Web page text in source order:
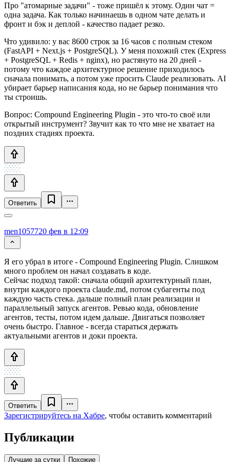
Про "атомарные задачи" - тоже пришёл к этому. Один чат =
одна задача. Как только начинаешь в одном чате делать и
фронт и бэк и деплой - качество падает резко.
Что удивило: у вас 8600 строк за 16 часов с полным стеком
(FastAPI + Next.js + PostgreSQL). У меня похожий стек (Express
+ PostgreSQL + Redis + nginx), но растянуто на 20 дней -
потому что каждое архитектурное решение приходилось
сначала понимать, а потом уже просить Claude реализовать. AI
убирает барьер написания кода, но не барьер понимания что
ты строишь.
Вопрос: Compound Engineering Plugin - это что-то своё или
открытый инструмент? Звучит как то что мне не хватает на
поздних стадиях проекта.
Ответить
men1057720 фев в 12:09
Я его убрал в итоге - Compound Engineering Plugin. Слишком
много проблем он начал создавать в коде.
Сейчас подход такой: сначала общий архитектурный план,
внутри каждого проекта claude.md, потом субагенты под
каждую часть стека. дальше полный план реализации и
параллельный запуск агентов. Ревью кода, обновление
агентов, тесты, потом идем дальше. Двигаться позволяет
очень быстро. Главное - всегда стараться держать
актуальными агентов и доки проекта.
Ответить
Зарегистрируйтесь на Хабре, чтобы оставить комментарий
Публикации
Лучшие за сутки Похожие